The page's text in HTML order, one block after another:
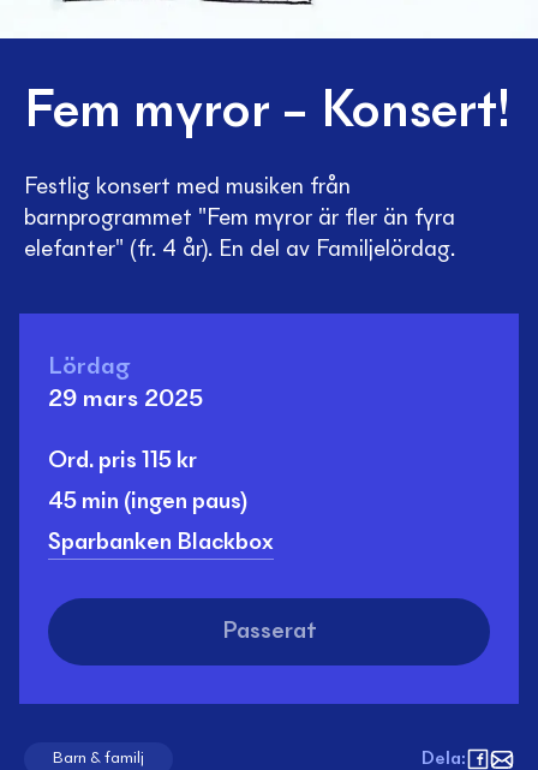
Fem myror – Konsert!
Festlig konsert med musiken från
barnprogrammet "Fem myror är fler än fyra
elefanter" (fr. 4 år). En del av Familjelördag.
Lördag
29 mars 2025
Ord. pris 115 kr
45 min (ingen paus)
Sparbanken Blackbox
Passerat
Barn & familj Dela: